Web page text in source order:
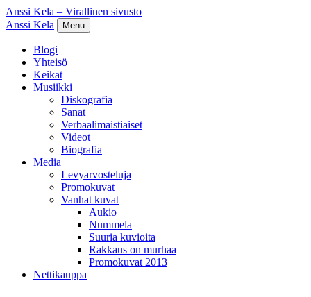
Anssi Kela – Virallinen sivusto
Anssi Kela
Menu
Blogi
Yhteisö
Keikat
Musiikki
Diskografia
Sanat
Verbaalimaistiaiset
Videot
Biografia
Media
Levyarvosteluja
Promokuvat
Vanhat kuvat
Aukio
Nummela
Suuria kuvioita
Rakkaus on murhaa
Promokuvat 2013
Nettikauppa